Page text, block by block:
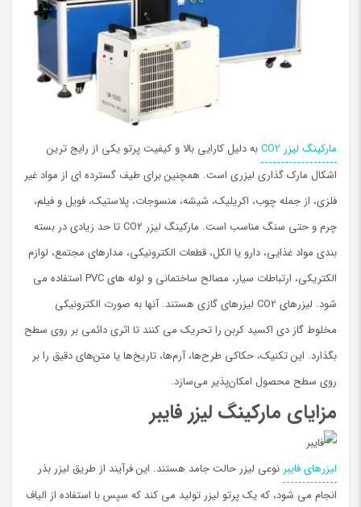
مارکینگ لیزر CO2
به دلیل کارایی بالا و کیفیت پرتو یکی از رایج ترین
اشکال مارک گذاری لیزری است. همچنین برای طیف گسترده ای از مواد غیر
فلزی، از جمله چوب، اکریلیک، شیشه، منسوجات، پلاستیک، فویل و فیلم،
چرم و حتی سنگ مناسب است. مارکینگ لیزر CO2 تا حد زیادی در بسته
بندی مواد غذایی، دارو یا الکل، قطعات الکترونیکی، مدارهای مجتمع، لوازم
الکتریکی، ارتباطات سیار، مصالح ساختمانی و لوله های PVC استفاده می
شود. لیزرهای CO2 لیزرهای گازی هستند. آنها به صورت الکترونیکی
مخلوط گاز دی اکسید کربن را تحریک می کنند تا اثری دائمی بر روی سطح
بگذارد. این تکنیک، حکاکی طرح‌ها، آرم‌ها، تاریخ‌ها یا متن‌های دقیق را بر
روی سطح محصول امکان‌پذیر می‌سازد.
مزایای مارکینگ لیزر فایبر
لیزرهای فایبر نوعی لیزر حالت جامد هستند. این فرآیند از طریق لیزر بذر
انجام می شود، که یک پرتو لیزر تولید می کند که سپس با استفاده از الیاف